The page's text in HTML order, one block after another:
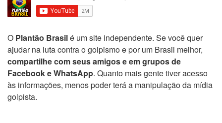
O Plantão Brasilé um site independente. Se você quer
ajudar na luta contra o golpismo e por um Brasil melhor,
compartilhe com seus amigos e em grupos de
Facebook e WhatsApp. Quanto mais gente tiver acesso
às informações, menos poder terá a manipulação da mídia
golpista.